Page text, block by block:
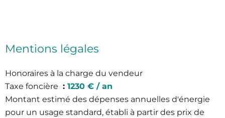
Mentions légales
Honoraires à la charge du vendeur
Taxe foncière
1230 € / an
Montant estimé des dépenses annuelles d'énergie
pour un usage standard, établi à partir des prix de